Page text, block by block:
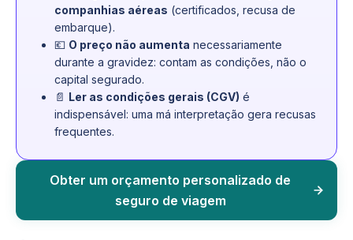
companhias aéreas (certificados, recusa de
embarque).
💶 O preço não aumenta necessariamente
durante a gravidez: contam as condições, não o
capital segurado.
📄 Ler as condições gerais (CGV) é
indispensável: uma má interpretação gera recusas
frequentes.
Obter um orçamento personalizado de
seguro de viagem